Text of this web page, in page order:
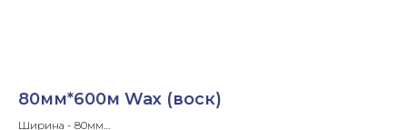
80мм*600м Wax (воск)
Ширина - 80мм